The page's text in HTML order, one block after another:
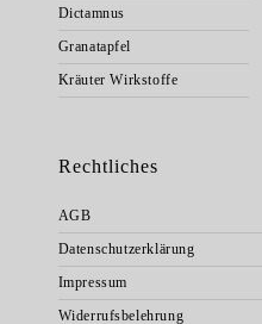
Dictamnus
Granatapfel
Kräuter Wirkstoffe
Rechtliches
AGB
Datenschutzerklärung
Impressum
Widerrufsbelehrung